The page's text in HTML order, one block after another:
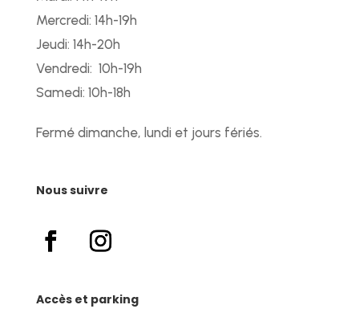
Mercredi: 14h-19h
Jeudi: 14h-20h
Vendredi: 10h-19h
Samedi: 10h-18h
Fermé dimanche, lundi et jours fériés.
Nous suivre
Accès et parking